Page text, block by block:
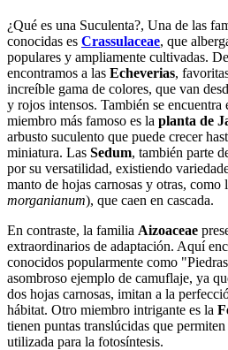
¿Qué es una Suculenta?, Una de las
conocidas es Crassulaceae, que
populares y ampliamente cultivadas.
encontramos a las Echeverias,
increíble gama de colores, que van
y rojos intensos. También se encuentra
miembro más famoso es la planta de
arbusto suculento que puede crecer
miniatura. Las Sedum, también parte
por su versatilidad, existiendo
manto de hojas carnosas y otras,
morganianum), que caen en cascada.
En contraste, la familia Aizoaceae
extraordinarios de adaptación. Aquí
conocidos popularmente como
asombroso ejemplo de camuflaje, ya
dos hojas carnosas, imitan a la
hábitat. Otro miembro intrigante es la
tienen puntas translúcidas que
utilizada para la fotosíntesis.